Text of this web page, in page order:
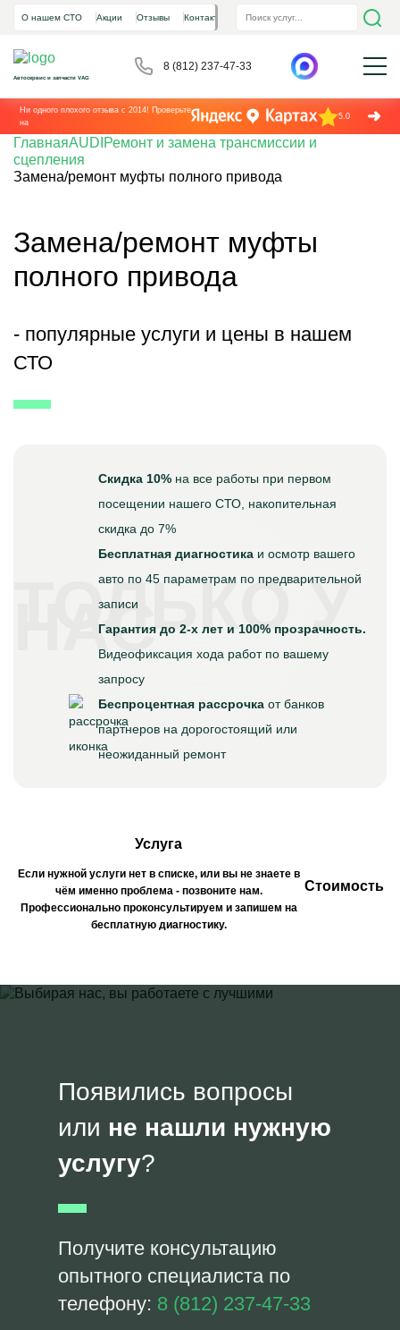
О нашем СТО Акции Отзывы Контакты
Автосервис и запчасти VAG
8 (812) 237-47-33
Ни одного плохого отзыва с 2014! Проверьте
на
5.0
ГлавнаяAUDI Ремонт и замена трансмиссии и
сцепления
Замена/ремонт муфты полного привода
Замена/ремонт муфты
полного привода
- популярные услуги и цены в нашем
СТО
Скидка 10% на все работы при первом
посещении нашего СТО, накопительная
скидка до 7%
Бесплатная диагностика и осмотр вашего
авто по 45 параметрам по предварительной
записи
Гарантия до 2-х лет и 100% прозрачность.
Видеофиксация хода работ по вашему
запросу
Беспроцентная рассрочка от банков
партнеров на дорогостоящий или
неожиданный ремонт
ТОЛЬКО У
НАС
Услуга
Если нужной услуги нет в списке, или вы не знаете в
чём именно проблема - позвоните нам.
Профессионально проконсультируем и запишем на
бесплатную диагностику.
Стоимость
Появились вопросы
или не нашли нужную
услугу?
Получите консультацию
опытного специалиста по
телефону: 8 (812) 237-47-33